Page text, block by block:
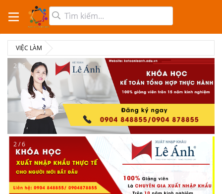
VIỆC LÀM
2 / 6
2 / 6